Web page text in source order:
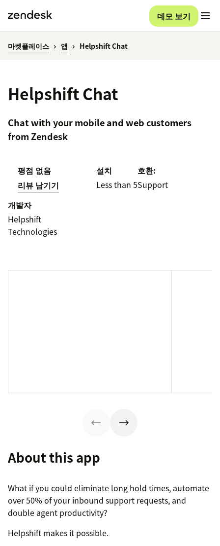
데모 보기
마켓플레이스 앱 Helpshift Chat
Helpshift Chat
Chat with your mobile and web customers
from Zendesk
평점 없음
리뷰 남기기
설치
Less than 5
호환:
Support
개발자
Helpshift
Technologies
About this app
What if you could eliminate long hold times, automate
over 50% of your inbound support requests, and
double agent productivity?
Helpshift makes it possible.